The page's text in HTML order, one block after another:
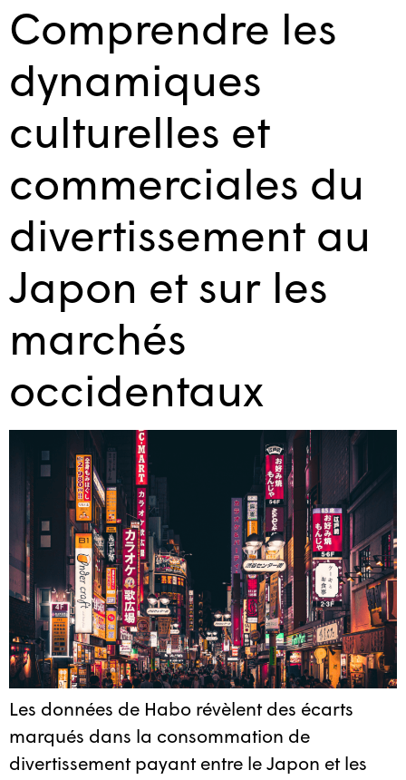
Comprendre les
dynamiques
culturelles et
commerciales du
divertissement au
Japon et sur les
marchés
occidentaux
Les données de Habo révèlent des écarts
marqués dans la consommation de
divertissement payant entre le Japon et les